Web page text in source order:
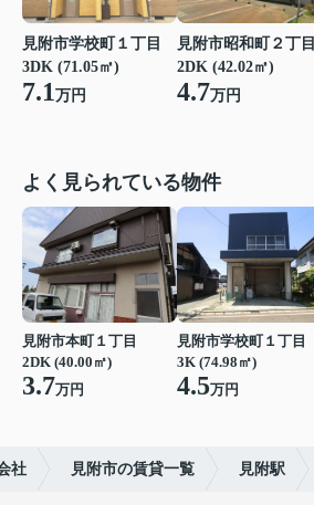
見附市学校町１丁目
3DK (71.05㎡)
7.1万円
見附市昭和町２丁目
2DK (42.02㎡)
4.7万円
よく見られている物件
見附市本町１丁目
2DK (40.00㎡)
3.7万円
見附市学校町１丁目
3K (74.98㎡)
4.5万円
社 見附市の賃貸一覧 見附駅